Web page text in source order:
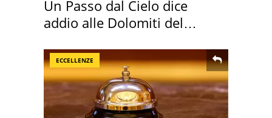
Un Passo dal Cielo dice
addio alle Dolomiti del
ECCELLENZE